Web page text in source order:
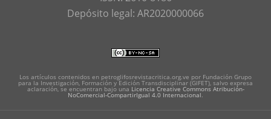
Depósito legal: AR2020000066
Los artículos contenidos en petroglifosrevistacritica.org.ve por Fundación Grupo
para la Investigación, Formación y Edición Transdisciplinar (GIFET), salvo expresa
aclaración, se encuentran bajo una Licencia Creative Commons Atribución-
NoComercial-CompartirIgual 4.0 Internacional.